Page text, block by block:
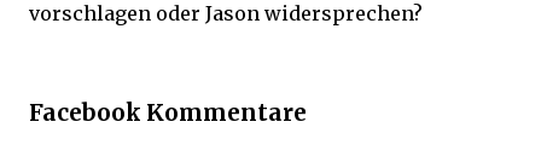
vorschlagen oder Jason widersprechen?
Facebook Kommentare